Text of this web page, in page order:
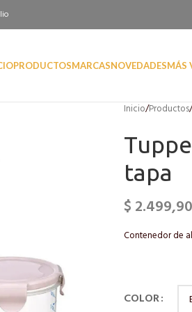
PRODUCTOSMARCASNOVEDADESMÁS
Inicio/Productos/
tapa
$ 2.499,90
Contenedor de
COLOR